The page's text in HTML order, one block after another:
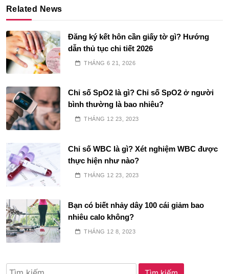
Related News
Đăng ký kết hôn cần giấy tờ gì? Hướng
dẫn thủ tục chi tiết 2026
THÁNG 6 21, 2026
Chỉ số SpO2 là gì? Chỉ số SpO2 ở người
bình thường là bao nhiêu?
THÁNG 12 23, 2023
Chỉ số WBC là gì? Xét nghiệm WBC được
thực hiện như nào?
THÁNG 12 23, 2023
Bạn có biết nhảy dây 100 cái giảm bao
nhiêu calo không?
THÁNG 12 8, 2023
Tìm